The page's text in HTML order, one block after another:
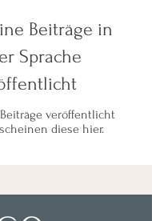
Beiträge in
Sprache
veröffentlicht
diese hier.